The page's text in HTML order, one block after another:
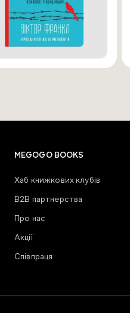
MEGOGO BOOKS
Хаб книжкових клубів
В2В партнерства
Про нас
Акції
Співпраця